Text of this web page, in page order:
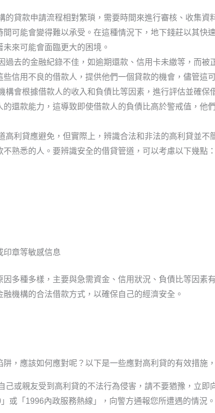
的貸款申請流程相對繁瑣，需要時間來進行審核、收集
間可能會變得難以承受。在這種情況下，地下錢莊以其快
來可能會面臨更大的困境。
過去的金融紀錄不佳，如逾期還款、信用卡未繳等，而被
信用不良的借款人，提供他們一個貸款的機會，儘管這
構會根據借款人的收入和負債比等因素，進行評估並確
的還款能力，這導致即使借款人的負債比高於警戒值，他
高利貸應避免，但實際上，辨識合法和非法的高利貸並不
熟悉的人。要辨識安全的借貸管道，可以考慮以下幾點：
印章等敏感信息
多種多樣，主要與急需資金、信用狀況、負債比等因素
機構的合法借款方式，以確保自己的經濟安全。
，應該如何應對呢？以下是一些應對高利貸的有效措施
己或親友受到高利貸的不法行為侵害，請不要猶豫，立即
或「1996內政服務熱線」，向警方通報您所遭遇的情況